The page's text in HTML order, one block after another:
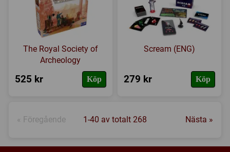
The Royal Society of
Archeology
525 kr Köp
Scream (ENG)
279 kr Köp
« Föregående 1-40 av totalt 268 Nästa »